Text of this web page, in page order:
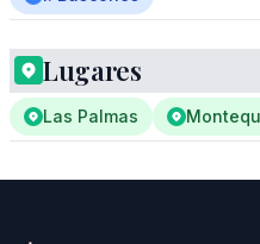
Lugares
Las Palmas